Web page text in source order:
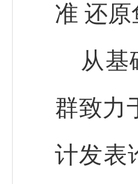
准 还
从基
群致力
计发表